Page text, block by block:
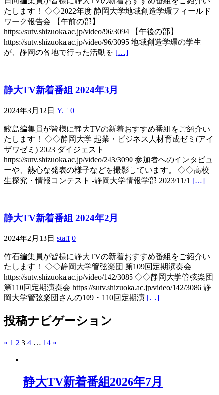
たします！ ◇◇2022年度 静岡大学地域創造学環フィールド
ワーク報告会 【午前の部】
https://sutv.shizuoka.ac.jp/video/96/3094 【午後の部】
https://sutv.shizuoka.ac.jp/video/96/3095 地域創造学環の学生
が、静岡の各地で行った活動を […]
静大TV新着番組 2024年3月
2024年3月12日 Y.T 0
鮫島編集員が皆様に静大TVの新着おすすめ番組をご紹介い
たします！ ◇◇静岡大学 起業・ビジネス人材育成ゼミ(アイ
ザワゼミ) 2023 ダイジェスト
https://sutv.shizuoka.ac.jp/video/243/3090 参加者へのインタビュ
ーや、熱心な発表の様子などを撮影しています。 ◇◇高校
生探究・情報コンテスト -静岡大学情報学部 2023/11/1 […]
静大TV新着番組 2024年2月
2024年2月13日 staff 0
竹石編集員が皆様に静大TVの新着おすすめ番組をご紹介い
たします！ ◇◇静岡大学管弦楽団 第109回定期演奏会
https://sutv.shizuoka.ac.jp/video/142/3085 ◇◇静岡大学管弦楽団
第110回定期演奏会 https://sutv.shizuoka.ac.jp/video/142/3086 静
岡大学管弦楽団さんの109・110回定期演 […]
投稿ナビゲーション
« 1 2 3 4 … 14 »
静大TV新着番組2026年7月